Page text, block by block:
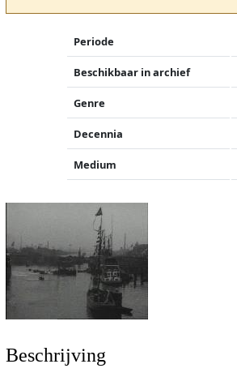
Periode
Beschikbaar in archief
Genre
Decennia
Medium
Beschrijving